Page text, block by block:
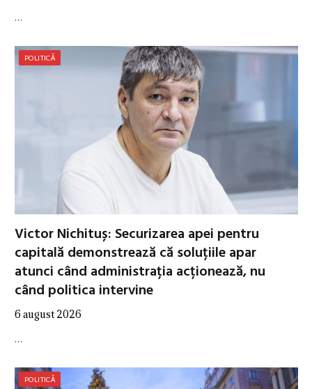
…
POLITICĂ
Victor Nichituș: Securizarea apei pentru
capitală demonstrează că soluțiile apar
atunci când administrația acționează, nu
când politica intervine
6 august 2026
…
POLITICĂ